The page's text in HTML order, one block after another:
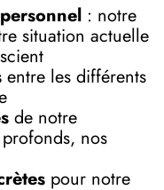
: notre
situation actuelle
entre les différents
de notre
nos
pour notre